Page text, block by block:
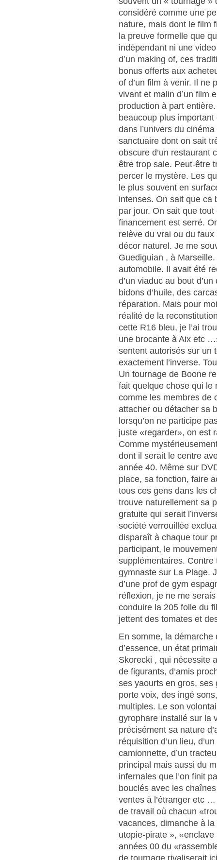
considéré comme une
nature, mais dont le film
la preuve formelle que
indépendant ni une
d’un making of, ces
bonus offerts aux
of d’un film à venir. Il ne
vivant et malin d’un film
production à part
beaucoup plus important
dans l’univers du
sanctuaire dont on sait
obscure d’un restaurant
être trop sale. Peut-être
percer le mystère. Les
le plus souvent en
intenses. On sait que ca
par jour. On sait que
financement est serré.
relève du vrai ou du
décor naturel. Je me
Guediguian , à
automobile. Il avait été
d’un viaduc au bout
bidons d’huile, des
réparation. Mais pour
réalité de la
cette R16 bleu, je l’ai
une brocante à Aix etc
sentent autorisés sur un
exactement l’inverse.
Un tournage de Boone
fait quelque chose qui le
comme les membres de
attacher ou détacher sa
lorsqu’on ne participe
juste «regarder», on est
Comme
dont il serait le centre
année 40. Même sur
place, sa fonction, faire
tous ces gens dans les
trouve naturellement sa
gratuite qui serait
société verrouillée
disparaît à chaque tour
participant, le
supplémentaires. Contre
gymnaste sur La Plage.
d’une prof de gym
réflexion, je ne me
conduire la 205 folle du
jettent des tomates et
En somme, la
d’essence, un état
Skorecki , qui nécessite
de figurants, d’amis
ses yaourts en gros, ses
porte voix, des ingé
multiples. Le son
gyrophare installé sur la
précisément sa nature
réquisition d’un lieu,
camionnette, d’un
principal mais aussi du
infernales que l’on finit
bouclés avec les
ventes à l’étranger etc
de travail où chacun
vacances, dimanche à
utopie-pirate »,
années 00 du
de tournage rivaliserait